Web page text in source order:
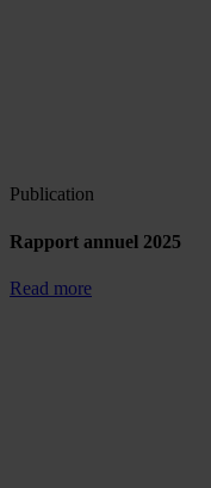
Publication
Rapport annuel 2025
Read more